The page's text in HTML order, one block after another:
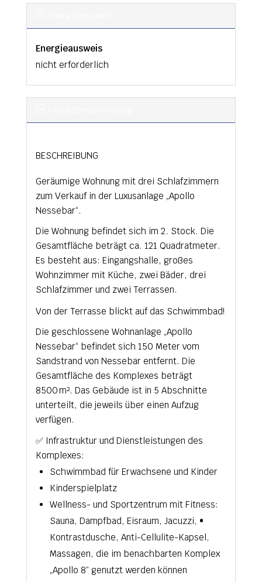
Energieausweis
nicht erforderlich
BESCHREIBUNG
Geräumige Wohnung mit drei Schlafzimmern
zum Verkauf in der Luxusanlage „Apollo
Nessebar“.
Die Wohnung befindet sich im 2. Stock. Die
Gesamtfläche beträgt ca. 121 Quadratmeter.
Es besteht aus: Eingangshalle, großes
Wohnzimmer mit Küche, zwei Bäder, drei
Schlafzimmer und zwei Terrassen.
Von der Terrasse blickt auf das Schwimmbad!
Die geschlossene Wohnanlage „Apollo
Nessebar“ befindet sich 150 Meter vom
Sandstrand von Nessebar entfernt. Die
Gesamtfläche des Komplexes beträgt
8500 m². Das Gebäude ist in 5 Abschnitte
unterteilt, die jeweils über einen Aufzug
verfügen.
✅ Infrastruktur und Dienstleistungen des
Komplexes:
Schwimmbad für Erwachsene und Kinder
Kinderspielplatz
Wellness- und Sportzentrum mit Fitness:
Sauna, Dampfbad, Eisraum, Jacuzzi, •
Kontrastdusche, Anti-Cellulite-Kapsel,
Massagen, die im benachbarten Komplex
„Apollo 8“ genutzt werden können